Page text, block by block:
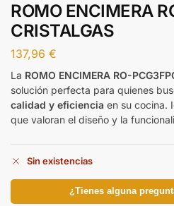
ROMO ENCIMERA
CRISTALGAS
137,96 €
La ROMO ENCIMERA RO-
solución perfecta para quienes
calidad y eficiencia en su cocina.
que valoran el diseño y la
Sin existencias
¿Tienes alguna